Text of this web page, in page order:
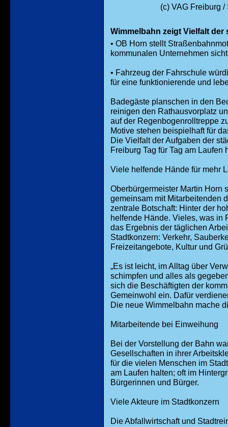
(c) VAG Freiburg
Wimmelbahn zeigt Vielfalt
• OB Horn stellt
kommunalen Unternehmen
• Fahrzeug der Fahrschule
für eine funktionierende und
Badegäste planschen in den
reinigen den Rathausvorplatz
auf der Regenbogenrolltreppe
Motive stehen beispielhaft für
Die Vielfalt der Aufgaben der
Freiburg Tag für Tag am Laufen
Viele helfende Hände für mehr
Oberbürgermeister Martin Horn
gemeinsam mit Mitarbeitenden
zentrale Botschaft: Hinter der
helfende Hände. Vieles, was in
das Ergebnis der täglichen
Stadtkonzern: Verkehr,
Freizeitangebote, Kultur und
„Es ist leicht, im Alltag über
schimpfen und alles als
sich die Beschäftigten der
Gemeinwohl ein. Dafür
Die neue Wimmelbahn mache
Mitarbeitende bei Einweihung
Bei der Vorstellung der Bahn
Gesellschaften in ihrer
für die vielen Menschen im
am Laufen halten; oft im
Bürgerinnen und Bürger.
Viele Akteure im Stadtkonzern
Die Abfallwirtschaft und